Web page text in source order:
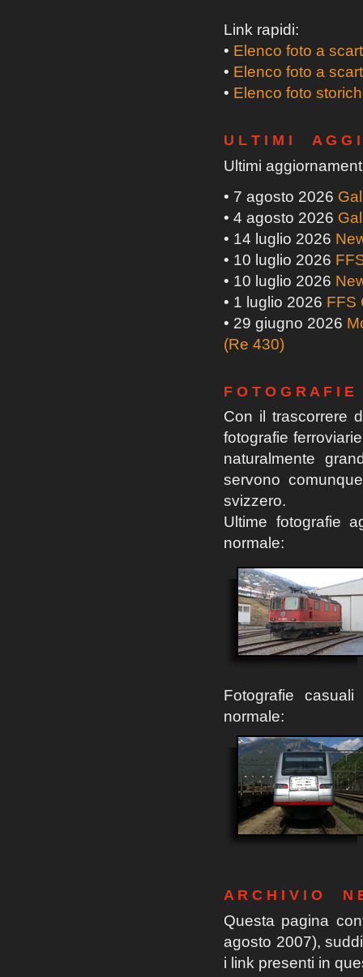
Link rapidi:
• Elenco foto a
• Elenco foto a
• Elenco foto
U L T I M I A G G I
Ultimi
• 7 agosto 2026
• 4 agosto 2026
• 14 luglio 2026
• 10 luglio 2026
• 10 luglio 2026
• 1 luglio 2026 FFS
• 29 giugno 2026
(Re 430)
F O T O G R A F I E
Con il trascorrere
fotografie
naturalmente
servono
svizzero.
Ultime fotografie
normale:
Fotografie
normale:
A R C H I V I O N
Questa pagina
agosto 2007),
i link presenti in